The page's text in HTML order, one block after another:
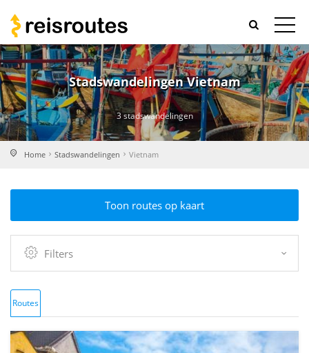
Stadswandelingen Vietnam
3 stadswandelingen
Home Stadswandelingen Vietnam
Toon routes op kaart
Filters
Routes